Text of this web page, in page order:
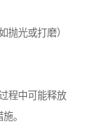
抛光或打磨）
程中可能释放
。